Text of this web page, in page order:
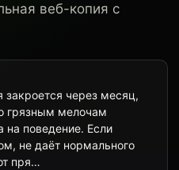
веб-копия с
закроется через месяц,
грязным мелочам
на поведение. Если
не даёт нормального
пря…